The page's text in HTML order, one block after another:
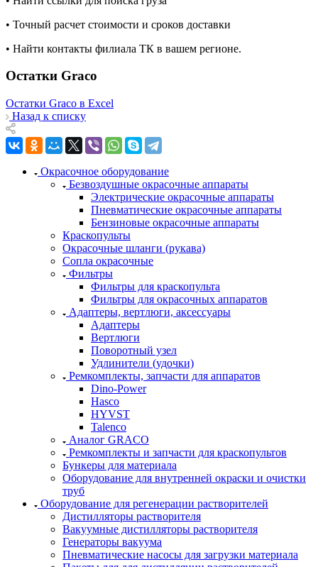
• Точный расчет стоимости и сроков доставки
• Найти контакты филиала ТК в вашем регионе.
Остатки Graco
Остатки Graco в Excel
Назад к списку
Окрасочное оборудование
Безвоздушные окрасочные аппараты
Электрические окрасочные аппараты
Пневматические окрасочные аппараты
Бензиновые окрасочные аппараты
Краскопульты
Окрасочные шланги (рукава)
Сопла окрасочные
Фильтры
Фильтры для краскопульта
Фильтры для окрасочных аппаратов
Адаптеры, вертлюги, аксессуары
Адаптеры
Вертлюги
Поворотный узел
Удлинители (удочки)
Ремкомплекты, запчасти для аппаратов
Dino-Power
Hasco
HYVST
Talenco
Аналог GRACO
Ремкомплекты и запчасти для краскопультов
Бункеры для материала
Оборудование для внутренней окраски и очистки
труб
Оборудование для регенерации растворителей
Дистилляторы растворителя
Вакуумные дистилляторы растворителя
Генераторы вакуума
Пневматические насосы для загрузки материала